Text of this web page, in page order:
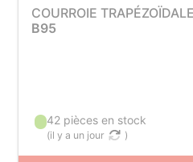
COURROIE
B95
42 pièces en stock
(il y a un jour )